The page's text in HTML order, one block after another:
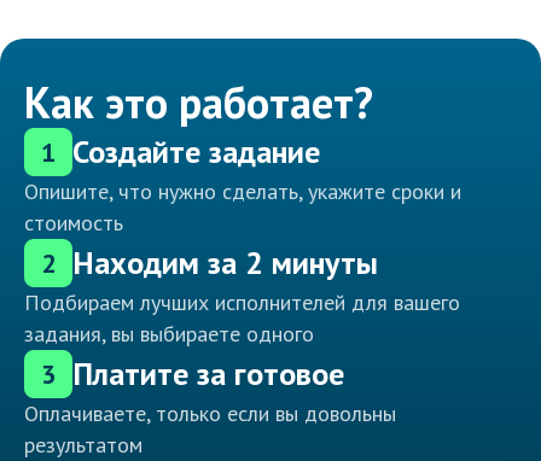
Как это работает?
1 Создайте задание
Опишите, что нужно сделать, укажите сроки и
стоимость
2 Находим за 2 минуты
Подбираем лучших исполнителей для вашего
задания, вы выбираете одного
3 Платите за готовое
Оплачиваете, только если вы довольны
результатом